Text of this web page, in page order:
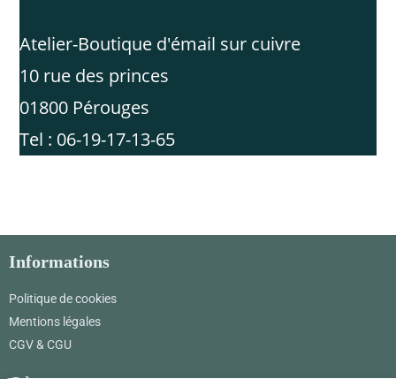
Atelier-Boutique d'émail sur cuivre
10 rue des princes
01800 Pérouges
Tel : 06-19-17-13-65
Informations
Politique de cookies
Mentions légales
CGV & CGU